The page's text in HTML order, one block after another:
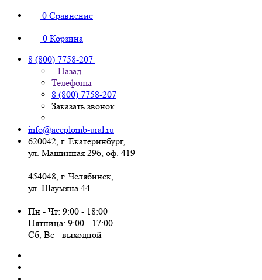
0 Сравнение
0 Корзина
8 (800) 7758-207
Назад
Телефоны
8 (800) 7758-207
Заказать звонок
info@aceplomb-ural.ru
620042, г. Екатеринбург,
ул. Машинная 29б, оф. 419
454048, г. Челябинск,
ул. Шаумяна 44
Пн - Чт: 9:00 - 18:00
Пятница: 9:00 - 17:00
Сб, Вc - выходной